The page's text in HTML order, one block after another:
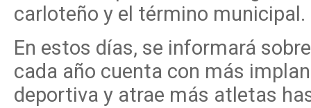
carloteño y el término municipal.
En estos días, se informará
cada año cuenta con más
deportiva y atrae más atletas